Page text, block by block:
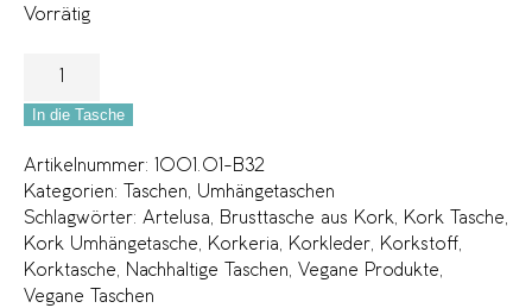
Vorrätig
In die Tasche
Artikelnummer:
1001.01-B32
Kategorien:
Taschen, Umhängetaschen
Schlagwörter: Artelusa, Brusttasche aus Kork, Kork Tasche,
Kork Umhängetasche, Korkeria, Korkleder, Korkstoff,
Korktasche, Nachhaltige Taschen, Vegane Produkte,
Vegane Taschen